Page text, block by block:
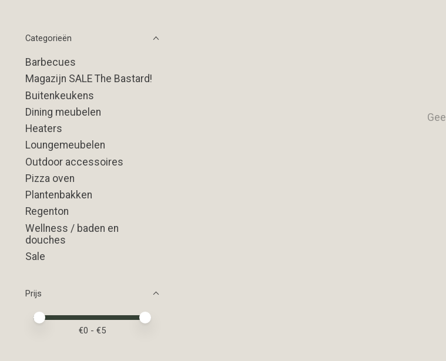
Categorieën
Barbecues
Magazijn SALE The Bastard!
Buitenkeukens
Dining meubelen
Heaters
Loungemeubelen
Outdoor accessoires
Pizza oven
Plantenbakken
Regenton
Wellness / baden en
douches
Sale
Prijs
Minimale prijswaarde
Price maximum value
€0 - €5